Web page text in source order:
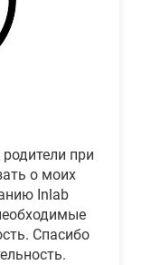
при
о моих
Inlab
Спасибо